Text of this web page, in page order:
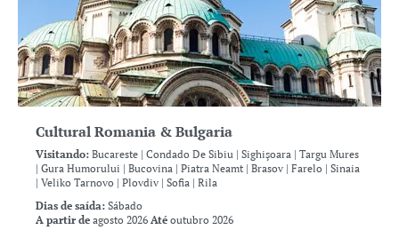
Cultural Romania & Bulgaria
Visitando: Bucareste | Condado De Sibiu | Sighişoara | Targu Mures
| Gura Humorului | Bucovina | Piatra Neamt | Brasov | Farelo | Sinaia
| Veliko Tarnovo | Plovdiv | Sofia | Rila
Dias de saída: Sábado
A partir de agosto 2026 Até outubro 2026